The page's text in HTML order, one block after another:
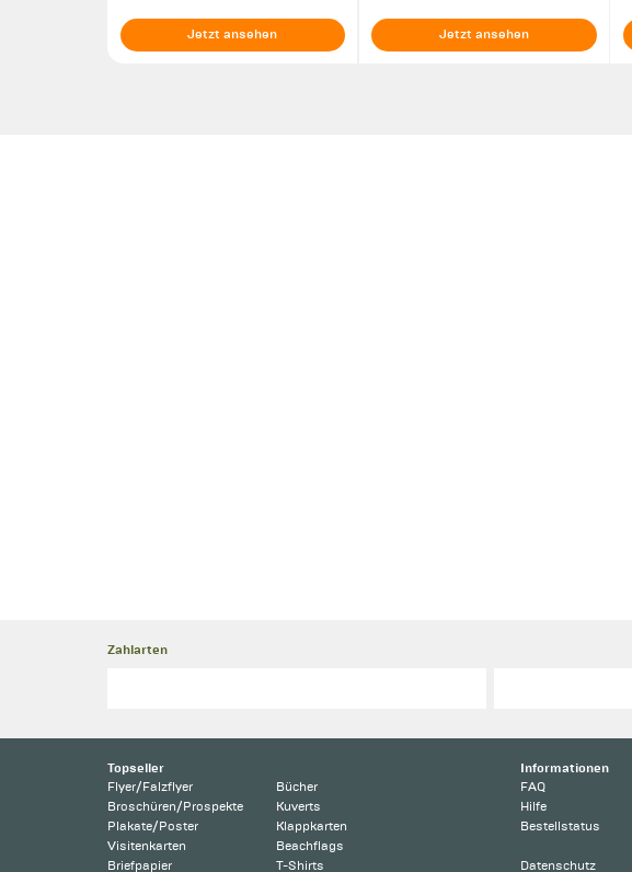
Jetzt ansehen Jetzt ansehen
Zahlarten
Topseller
Flyer/Falzflyer
Broschüren/Prospekte
Plakate/Poster
Visitenkarten
Briefpapier
Bücher
Kuverts
Klappkarten
Beachflags
T-Shirts
Informationen
FAQ
Hilfe
Bestellstatus
Datenschutz